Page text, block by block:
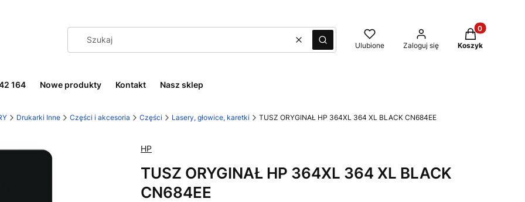
WyczyśćSzukaj Ulubione Zaloguj się
Produkty w
Koszyk
164 Nowe produkty Kontakt Nasz sklep
Drukarki Inne Części i akcesoria Części Lasery, głowice, karetki TUSZ ORYGINAŁ HP 364XL 364 XL BLACK CN684EE
HP
TUSZ ORYGINAŁ HP 364XL 364 XL BLACK
CN684EE